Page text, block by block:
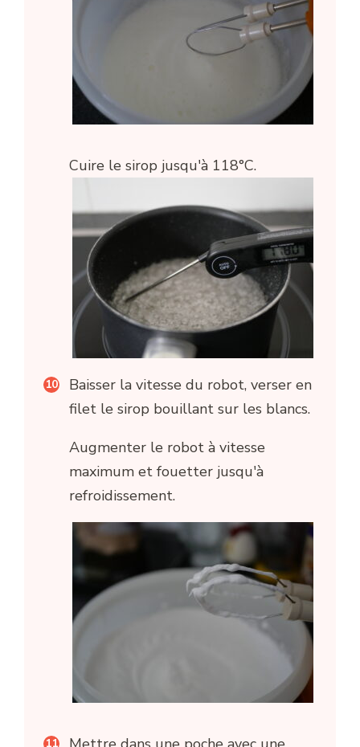
Cuire le sirop jusqu'à 118°C.
Baisser la vitesse du robot, verser en
filet le sirop bouillant sur les blancs.
Augmenter le robot à vitesse
maximum et fouetter jusqu'à
refroidissement.